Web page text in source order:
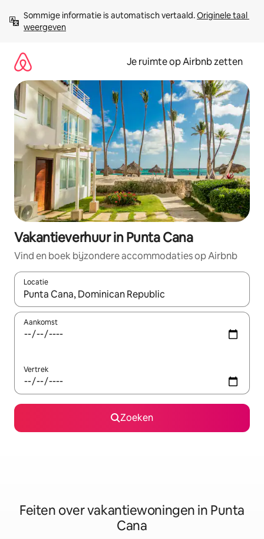
direct
naar
Sommige informatie is automatisch vertaald. Originele taal
weergeven
Je ruimte op Airbnb zetten
Vakantieverhuur in Punta Cana
Vind en boek bijzondere accommodaties op Airbnb
Locatie
Wanneer er suggesties beschikbaar zijn, maak je een keuze
Aankomst
Vertrek
Zoeken
Feiten over vakantiewoningen in Punta
Cana